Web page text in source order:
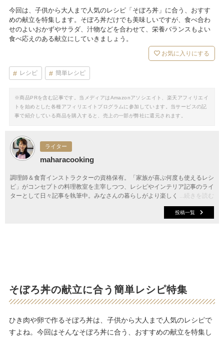
今回は、子供から大人まで人気のレシピ「そぼろ丼」に合う、おすす
めの献立を特集します。そぼろ丼だけでも美味しいですが、食べ合わ
せのよいおかずやサラダ、汁物などを合わせて、栄養バランスもよい
食べ応えのある献立にしていきましょう。
お気に入りにする
レシピ 簡単レシピ
※商品PRを含む記事です。当メディアはAmazonアソシエイト、楽天アフィリエイ
トを始めとした各種アフィリエイトプログラムに参加しています。当サービスの記
事で紹介している商品を購入すると、売上の一部が弊社に還元されます。
ライター
maharacooking
...続きを読む
調理師＆食育インストラクターの資格保有。「家族が喜ぶ何度も使えるレシ
ピ」がコンセプトの料理教室を主宰しつつ、レシピやインテリア記事のライ
ターとして日々記事を執筆中。みなさんの暮らしがより楽しく素敵になるよ
投稿一覧
そぼろ丼の献立に合う簡単レシピ特集
ひき肉や卵で作るそぼろ丼は、子供から大人まで人気のレシピで
すよね。今回はそんなそぼろ丼に合う、おすすめの献立を特集し